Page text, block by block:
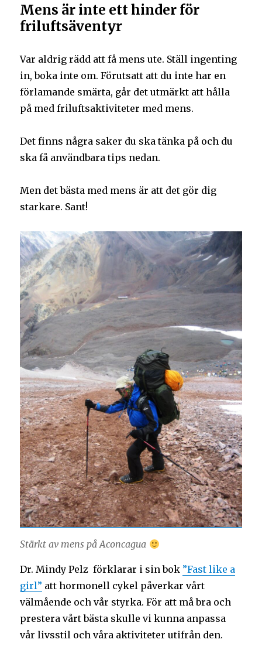
Mens är inte ett hinder för
friluftsäventyr
Var aldrig rädd att få mens ute. Ställ ingenting
in, boka inte om. Förutsatt att du inte har en
förlamande smärta, går det utmärkt att hålla
på med friluftsaktiviteter med mens.
Det finns några saker du ska tänka på och du
ska få användbara tips nedan.
Men det bästa med mens är att det gör dig
starkare. Sant!
Stärkt av mens på Aconcagua
Dr. Mindy Pelz förklarar i sin bok ”Fast like a
girl” att hormonell cykel påverkar vårt
välmående och vår styrka. För att må bra och
prestera vårt bästa skulle vi kunna anpassa
vår livsstil och våra aktiviteter utifrån den.